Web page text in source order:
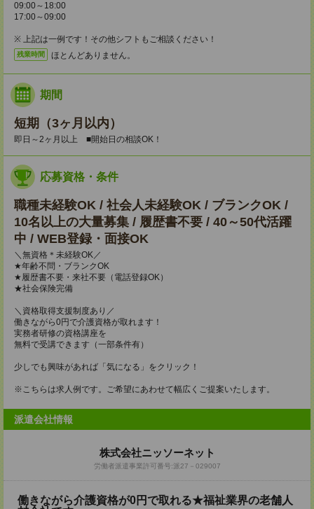
09:00～18:00
17:00～09:00
※ 上記は一例です！その他シフトもご相談ください！
残業時間 ほとんどありません。
期間
短期（3ヶ月以内）
即日～2ヶ月以上 ■開始日の相談OK！
応募資格・条件
職種未経験OK / 社会人未経験OK / ブランクOK /
10名以上の大量募集 / 履歴書不要 / 40～50代活躍
中 / WEB登録・面接OK
＼無資格＊未経験OK／
★年齢不問・ブランクOK
★履歴書不要・来社不要（電話登録OK）
★社会保険完備
＼資格取得支援制度あり／
働きながら0円で介護資格が取れます！
実務者研修の資格講座を
無料で受講できます（一部条件有）
少しでも興味があれば「気になる」をクリック！
※こちらは求人例です。ご希望にあわせて幅広くご提案いたします。
派遣会社情報
株式会社ニッソーネット
労働者派遣事業許可番号:派27－029007
働きながら介護資格が0円で取れる★福祉業界の老舗人